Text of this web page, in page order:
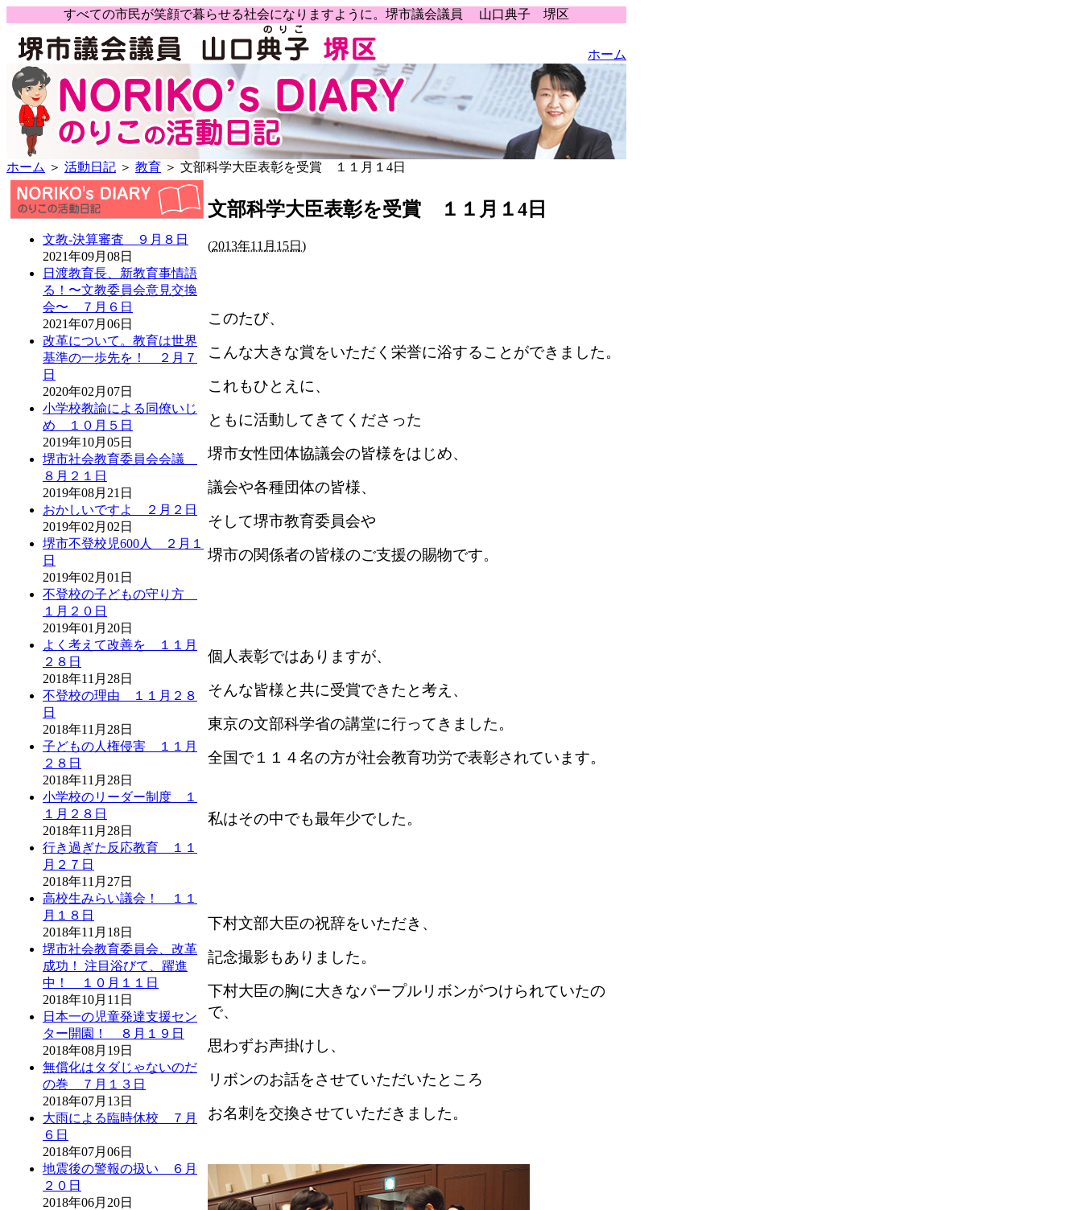
すべての市民が笑顔で暮らせる社会になりますように。堺市議会議員 山口典子 堺区
ホーム
ホーム ＞ 活動日記 ＞ 教育 ＞ 文部科学大臣表彰を受賞 １１月１4日
文教-決算審査 ９月８日
2021年09月08日
日渡教育長、新教育事情語
る！〜文教委員会意見交換
会〜 ７月６日
2021年07月06日
改革について。教育は世界
基準の一歩先を！ ２月７
日
2020年02月07日
小学校教諭による同僚いじ
め １０月５日
2019年10月05日
堺市社会教育委員会会議
８月２１日
2019年08月21日
おかしいですよ ２月２日
2019年02月02日
堺市不登校児600人 ２月１
日
2019年02月01日
不登校の子どもの守り方
１月２０日
2019年01月20日
よく考えて改善を １１月
２８日
2018年11月28日
不登校の理由 １１月２８
日
2018年11月28日
子どもの人権侵害 １１月
２８日
2018年11月28日
小学校のリーダー制度 １
１月２８日
2018年11月28日
行き過ぎた反応教育 １１
月２７日
2018年11月27日
高校生みらい議会！ １１
月１８日
2018年11月18日
堺市社会教育委員会、改革
成功！ 注目浴びて、躍進
中！ １０月１１日
2018年10月11日
日本一の児童発達支援セン
ター開園！ ８月１９日
2018年08月19日
無償化はタダじゃないのだ
の巻 ７月１３日
2018年07月13日
大雨による臨時休校 ７月
６日
2018年07月06日
地震後の警報の扱い ６月
２０日
2018年06月20日
文部科学大臣表彰を受賞 １１月１4日
(2013年11月15日)
このたび、
こんな大きな賞をいただく栄誉に浴することができました。
これもひとえに、
ともに活動してきてくださった
堺市女性団体協議会の皆様をはじめ、
議会や各種団体の皆様、
そして堺市教育委員会や
堺市の関係者の皆様のご支援の賜物です。
個人表彰ではありますが、
そんな皆様と共に受賞できたと考え、
東京の文部科学省の講堂に行ってきました。
全国で１１４名の方が社会教育功労で表彰されています。
私はその中でも最年少でした。
下村文部大臣の祝辞をいただき、
記念撮影もありました。
下村大臣の胸に大きなパープルリボンがつけられていたの
で、
思わずお声掛けし、
リボンのお話をさせていただいたところ
お名刺を交換させていただきました。